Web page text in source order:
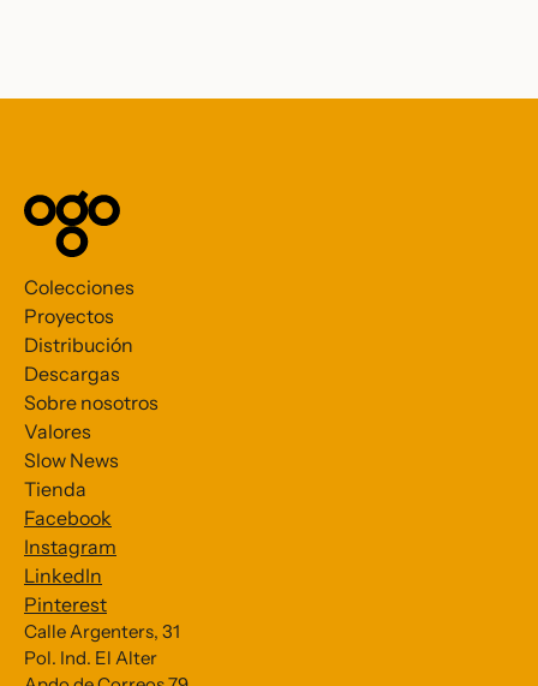
Colecciones
Proyectos
Distribución
Descargas
Sobre nosotros
Valores
Slow News
Tienda
Facebook
Instagram
LinkedIn
Pinterest
Calle Argenters, 31
Pol. Ind. El Alter
Subscribe to our Newsletter